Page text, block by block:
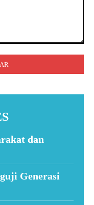
dan
Generasi